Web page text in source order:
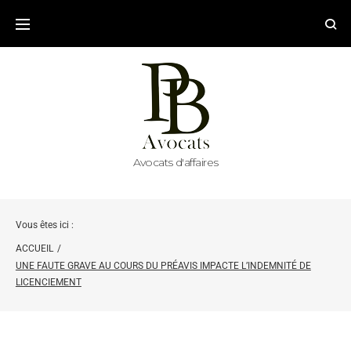
Avocats d'affaires
Vous êtes ici :
ACCUEIL /
UNE FAUTE GRAVE AU COURS DU PRÉAVIS IMPACTE L’INDEMNITÉ DE
LICENCIEMENT